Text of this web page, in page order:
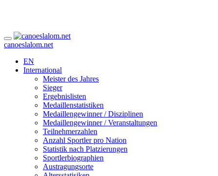
canoeslalom.net
EN
International
Meister des Jahres
Sieger
Ergebnislisten
Medaillenstatistiken
Medaillengewinner / Disziplinen
Medaillengewinner / Veranstaltungen
Teilnehmerzahlen
Anzahl Sportler pro Nation
Statistik nach Platzierungen
Sportlerbiographien
Austragungsorte